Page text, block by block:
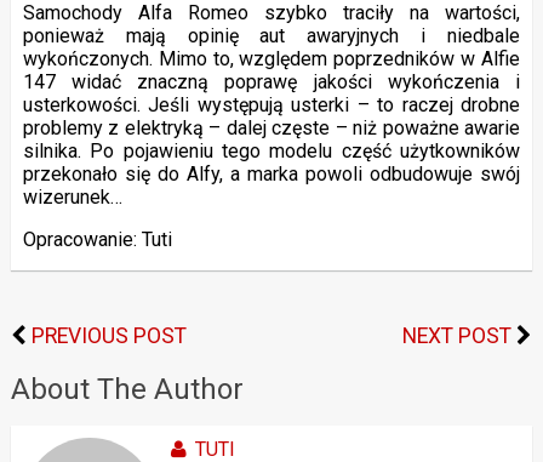
Samochody Alfa Romeo szybko traciły na wartości,
ponieważ mają opinię aut awaryjnych i niedbale
wykończonych. Mimo to, względem poprzedników w Alfie
147 widać znaczną poprawę jakości wykończenia i
usterkowości. Jeśli występują usterki – to raczej drobne
problemy z elektryką – dalej częste – niż poważne awarie
silnika. Po pojawieniu tego modelu część użytkowników
przekonało się do Alfy, a marka powoli odbudowuje swój
wizerunek…
Opracowanie: Tuti
PREVIOUS POST NEXT POST
About The Author
TUTI